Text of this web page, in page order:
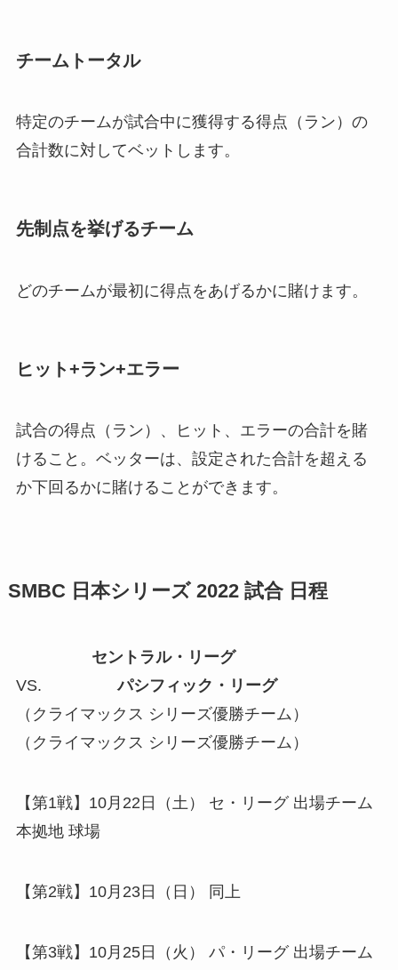
チームトータル
特定のチームが試合中に獲得する得点（ラン）の
合計数に対してベットします。
先制点を挙げるチーム
どのチームが最初に得点をあげるかに賭けます。
ヒット+ラン+エラー
試合の得点（ラン）、ヒット、エラーの合計を賭
けること。ベッターは、設定された合計を超える
か下回るかに賭けることができます。
SMBC 日本シリーズ 2022 試合 日程
セントラル・リーグ
VS.パシフィック・リーグ
（クライマックス シリーズ優勝チーム）
（クライマックス シリーズ優勝チーム）
【第1戦】10月22日（土） セ・リーグ 出場チーム
本拠地 球場
【第2戦】10月23日（日） 同上
【第3戦】10月25日（火） パ・リーグ 出場チーム